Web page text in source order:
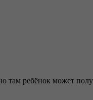
там ребёнок может